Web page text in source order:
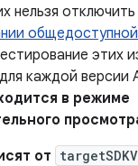
нельзя отключить
этих
каждой версии
в режиме
от